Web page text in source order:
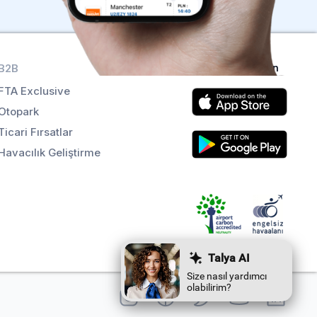
Exclusive
Fırsatlar
Geliştirme
Uygulamaları alın